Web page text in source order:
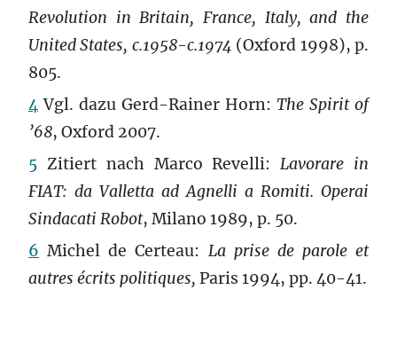
Revolution in Britain, France, Italy, and the
United States, c.1958-c.1974 (Oxford 1998), p.
805.
4 Vgl. dazu Gerd-Rainer Horn: The Spirit of
’68, Oxford 2007.
5 Zitiert nach Marco Revelli:Lavorare in
FIAT: da Valletta ad Agnelli a Romiti. Operai
Sindacati Robot, Milano 1989, p. 50.
6 Michel de Certeau: La prise de parole et
autres écrits politiques, Paris 1994, pp. 40-41.